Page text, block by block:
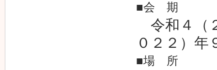
■会 期
令和４（
０２２）年
■場 所